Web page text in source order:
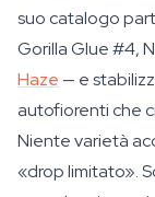
suo catalogo
Gorilla Glue #4,
Haze — e
autofiorenti che
Niente varietà
«drop limitato».